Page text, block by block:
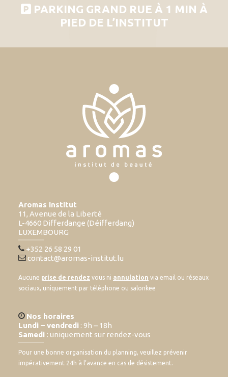
PARKING GRAND RUE À 1 MIN À
PIED DE L’INSTITUT
Aromas Institut
11, Avenue de la Liberté
L-4660 Differdange (Déifferdang)
LUXEMBOURG
+352 26 58 29 01
contact@aromas-institut.lu
Aucune prise de rendez vous ni annulation via email ou réseaux
sociaux, uniquement par téléphone ou salonkee
Nos horaires
Lundi – vendredi : 9h – 18h
Samedi : uniquement sur rendez-vous
Pour une bonne organisation du planning, veuillez prévenir
impérativement 24h à l’avance en cas de désistement.